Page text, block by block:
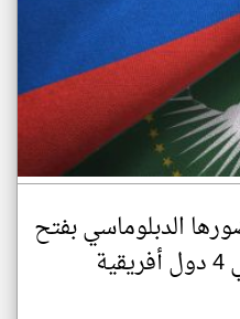
الدبلوماسي بفتح